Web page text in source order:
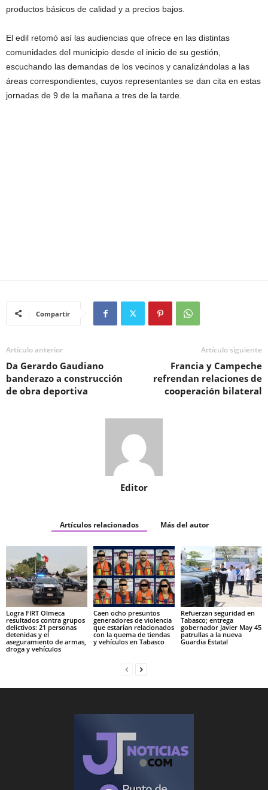
productos básicos de calidad y a precios bajos.
El edil retomó así las audiencias que ofrece en las distintas
comunidades del municipio desde el inicio de su gestión,
escuchando las demandas de los vecinos y canalizándolas a las
áreas correspondientes, cuyos representantes se dan cita en estas
jornadas de 9 de la mañana a tres de la tarde.
Compartir
Artículo anterior
Da Gerardo Gaudiano
banderazo a construcción
de obra deportiva
Artículo siguiente
Francia y Campeche
refrendan relaciones de
cooperación bilateral
Editor
Artículos relacionados Más del autor
Logra FIRT Olmeca
resultados contra grupos
delictivos: 21 personas
detenidas y el
aseguramiento de armas,
droga y vehículos
Caen ocho presuntos
generadores de violencia
que estarían relacionados
con la quema de tiendas
y vehículos en Tabasco
Refuerzan seguridad en
Tabasco; entrega
gobernador Javier May 45
patrullas a la nueva
Guardia Estatal